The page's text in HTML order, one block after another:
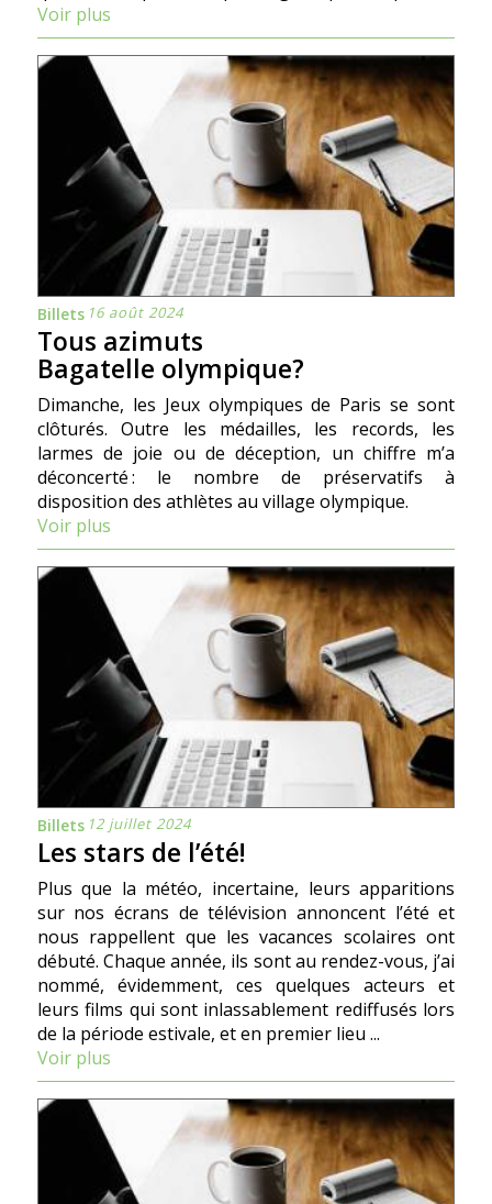
Voir plus
Billets 16 août 2024
Tous azimuts
Bagatelle olympique?
Dimanche, les Jeux olympiques de Paris se sont
clôturés. Outre les médailles, les records, les
larmes de joie ou de déception, un chiffre m’a
déconcerté : le nombre de préservatifs à
disposition des athlètes au village olympique.
Voir plus
Billets 12 juillet 2024
Les stars de l’été!
Plus que la météo, incertaine, leurs apparitions
sur nos écrans de télévision annoncent l’été et
nous rappellent que les vacances scolaires ont
débuté. Chaque année, ils sont au rendez-vous, j’ai
nommé, évidemment, ces quelques acteurs et
leurs films qui sont inlassablement rediffusés lors
de la période estivale, et en premier lieu ...
Voir plus